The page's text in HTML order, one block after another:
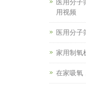
医用分子
用视频
医用分子
家用制氧
在家吸氧